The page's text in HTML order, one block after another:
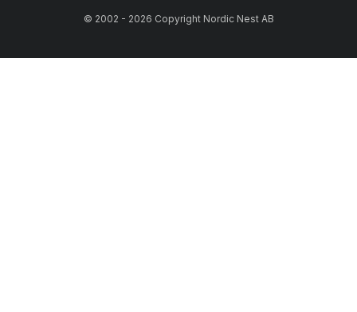
© 2002 - 2026 Copyright Nordic Nest AB